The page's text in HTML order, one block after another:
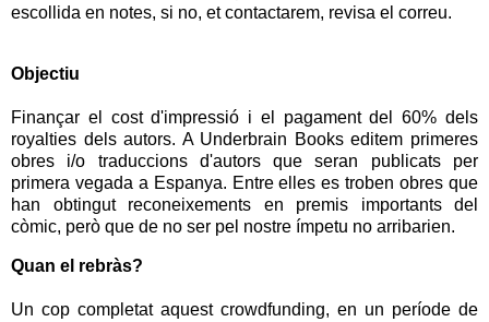
escollida en notes, si no, et contactarem, revisa el correu.
Objectiu
Finançar el cost d'impressió i el pagament del 60% dels
royalties dels autors. A Underbrain Books editem primeres
obres i/o traduccions d'autors que seran publicats per
primera vegada a Espanya. Entre elles es troben obres que
han obtingut reconeixements en premis importants del
còmic, però que de no ser pel nostre ímpetu no arribarien.
Quan el rebràs?
Un cop completat aquest crowdfunding, en un període de